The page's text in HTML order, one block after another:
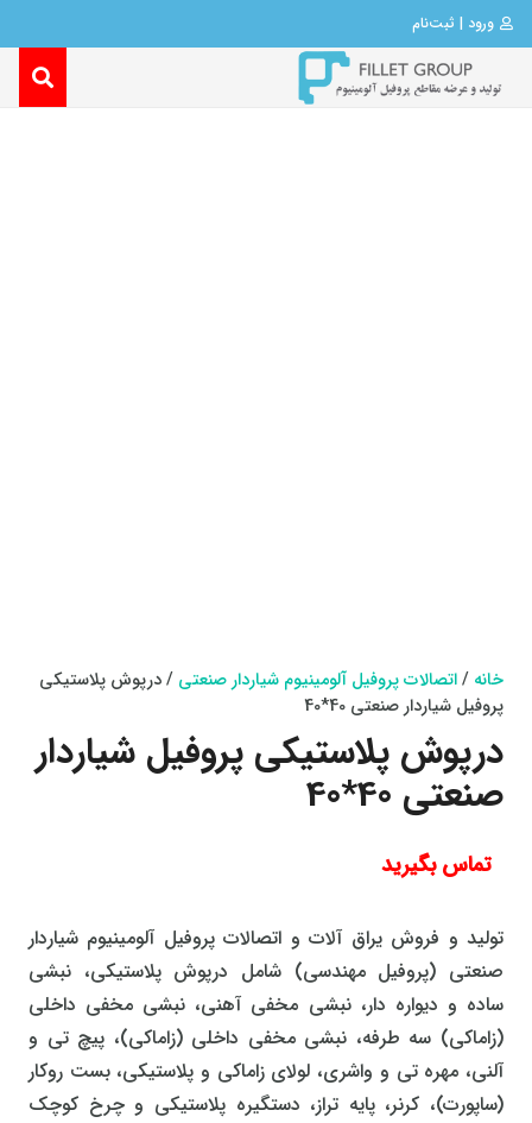
ورود | ثبت‌نام
خانه /اتصالات پروفیل آلومینیوم شیاردار صنعتی / درپوش پلاستیکی
پروفیل شیاردار صنعتی 40*40
درپوش پلاستیکی پروفیل شیاردار
صنعتی 40*40
تماس بگیرید
تولید و فروش یراق آلات و اتصالات پروفیل آلومینیوم شیاردار
صنعتی (پروفیل مهندسی) شامل درپوش پلاستیکی، نبشی
ساده و دیواره دار، نبشی مخفی آهنی، نبشی مخفی داخلی
(زاماکی) سه طرفه، نبشی مخفی داخلی (زاماکی)، پیچ تی و
آلنی، مهره تی و واشری، لولای زاماکی و پلاستیکی، بست روکار
(ساپورت)، کرنر، پایه تراز، دستگیره پلاستیکی و چرخ کوچک